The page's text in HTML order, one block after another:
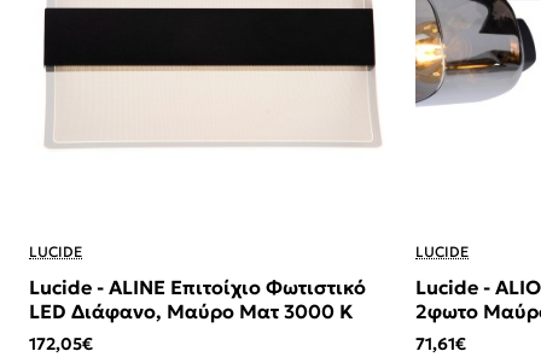
LUCIDE
Lucide - ALINE Επιτοίχιο Φωτιστικό
LED Διάφανο, Μαύρο Ματ 3000 K
172,05€
LUCIDE
Lucide -
2φωτο
(Smoke)
71,61€